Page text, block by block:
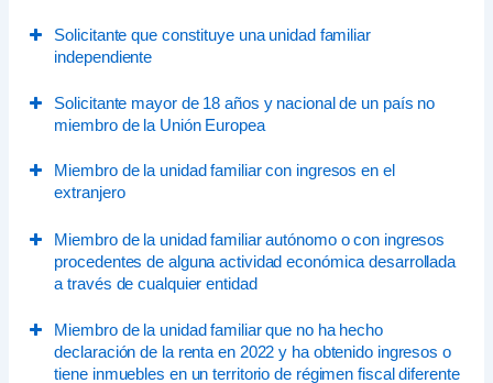
Estos datos se introducen de forma provisional. En
septiembre, podrán completarse y actualizarse.
Con contrato de alquiler:
DNI/NIE del arrendador.
caso de alquiler compartido).
En residencia o colegio mayor:
Nombre.
CIF.
Solicitante que constituye una unidad familiar
independiente
Solicitante mayor de 18 años y nacional de un país no
miembro de la Unión Europea
Permiso de residencia.
Miembro de la unidad familiar con ingresos en el
extranjero
Miembro de la unidad familiar autónomo o con ingresos
procedentes de alguna actividad económica desarrollada
a través de cualquier entidad
Actividades económicas o empresas.
Porcentaje de participación o titularidad.
Miembro de la unidad familiar que no ha hecho
declaración de la renta en 2022 y ha obtenido ingresos o
tiene inmuebles en un territorio de régimen fiscal diferente